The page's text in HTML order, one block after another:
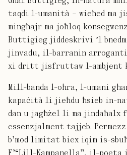
taqdi l-umanità – wieħed ma
mingħajr ma joħloq
Buttigieg jiddeskrivi ʼl
jinvadu, il-barranin arroganti
xi dritt jisfruttaw l-ambjent
Mill-banda l-oħra, l-umani
kapaċità li jieħdu ħsieb in-
dan u jagħżel li ma jindaħalx
essenzjalment tajjeb.
b’mod limitat biex iqim is-